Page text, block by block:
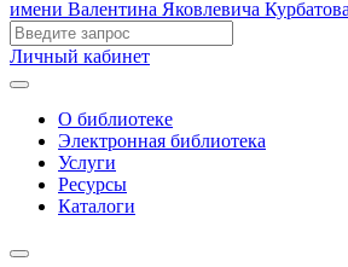
имени Валентина Яковлевича Курбатова
Личный кабинет
О библиотеке
Электронная библиотека
Услуги
Ресурсы
Каталоги